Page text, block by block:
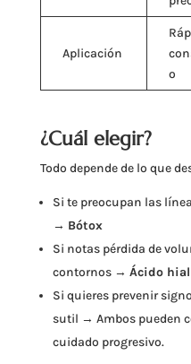
Aplicación
o
¿Cuál elegir?
Todo depende de lo que
Si te preocupan las
→ Bótox
Si notas pérdida de
contornos → Ácido
Si quieres prevenir
sutil → Ambos pueden
cuidado progresivo.